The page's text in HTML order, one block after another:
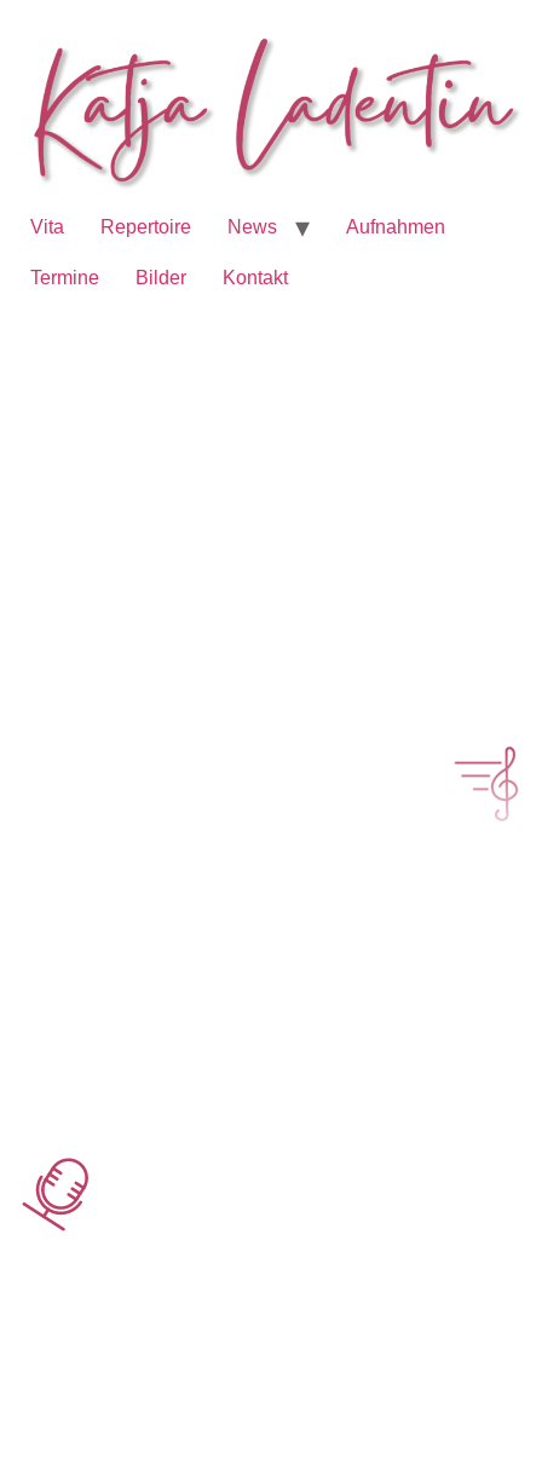
Vita Repertoire News Aufnahmen
Termine Bilder Kontakt